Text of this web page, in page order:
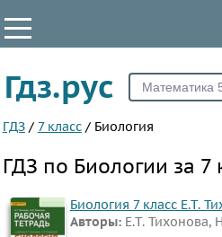
Все
5
7
8
9
Гдз.рус
ГДЗ / 7 класс / Биология
ГДЗ по Биологии за 7
Биология 7 класс Е.Т.
Авторы: Е.Т. Тихонова,